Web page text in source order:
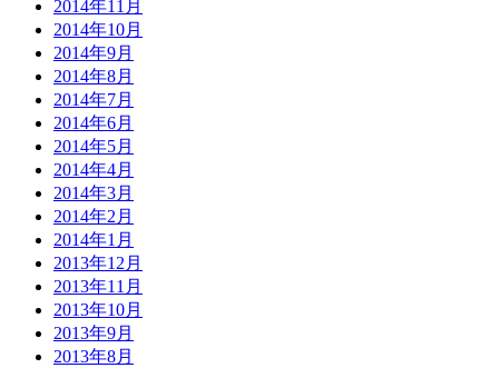
2014年11月
2014年10月
2014年9月
2014年8月
2014年7月
2014年6月
2014年5月
2014年4月
2014年3月
2014年2月
2014年1月
2013年12月
2013年11月
2013年10月
2013年9月
2013年8月